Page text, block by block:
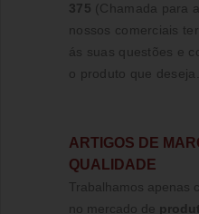
375 (Chamada para
nossos comerciais
ás suas questões e
o produto que deseja.
ARTIGOS DE
QUALIDADE
Trabalhamos apenas
no mercado de